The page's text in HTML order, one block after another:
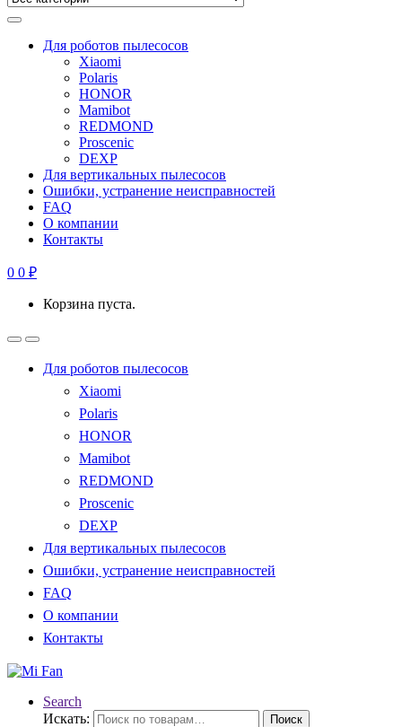
Для роботов пылесосов
Xiaomi
Polaris
HONOR
Mamibot
REDMOND
Proscenic
DEXP
Для вертикальных пылесосов
Ошибки, устранение неисправностей
FAQ
О компании
Контакты
0 0 ₽
Корзина пуста.
Для роботов пылесосов
Xiaomi
Polaris
HONOR
Mamibot
REDMOND
Proscenic
DEXP
Для вертикальных пылесосов
Ошибки, устранение неисправностей
FAQ
О компании
Контакты
Search
Искать:
Поиск